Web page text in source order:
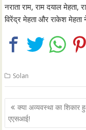
नराता राम, राम दयाल
विरेंद्र मेहता और राकेश मेहता
Solan
Post
navigation
क्या अव्यवस्था का शिकार
एएसआई!